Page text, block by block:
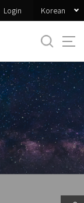
Login Korean